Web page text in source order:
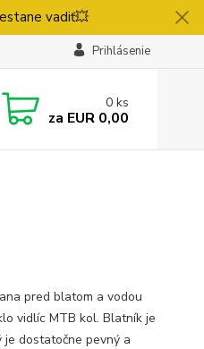
vadiť💥
Prihlásenie
0 ks
za EUR 0,00
pred blatom a vodou
vidlíc MTB kol. Blatník je
dostatočne pevný a